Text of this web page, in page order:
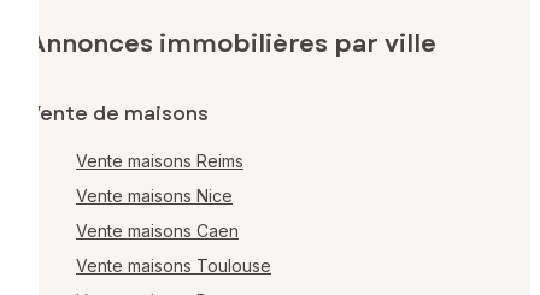
Annonces immobilières par ville
Vente de maisons
Vente maisons Reims
Vente maisons Nice
Vente maisons Caen
Vente maisons Toulouse